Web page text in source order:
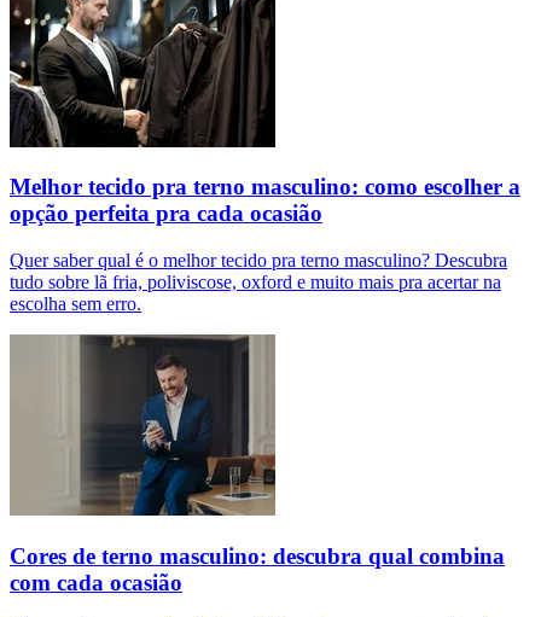
Melhor tecido pra terno masculino: como escolher a
opção perfeita pra cada ocasião
Quer saber qual é o melhor tecido pra terno masculino? Descubra
tudo sobre lã fria, poliviscose, oxford e muito mais pra acertar na
escolha sem erro.
Cores de terno masculino: descubra qual combina
com cada ocasião